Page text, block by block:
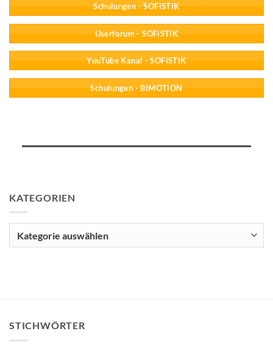
Schulungen - SOFiSTiK
Userforum - SOFiSTiK
YouTube Kanal - SOFiSTiK
Schulungen - BiMOTiON
KATEGORIEN
STICHWÖRTER